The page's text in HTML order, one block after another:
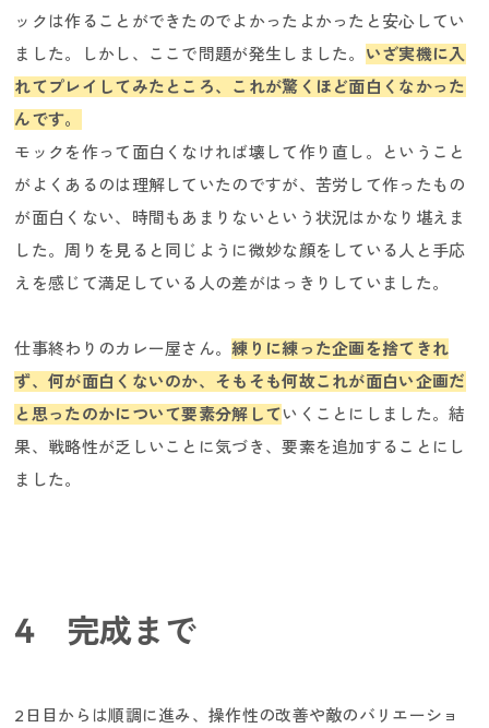
ックは作ることができたのでよかったよかったと安心してい
ました。しかし、ここで問題が発生しました。 いざ実機に入
れてプレイしてみたところ、これが驚くほど面白くなかった
んです。
モックを作って面白くなければ壊して作り直し。ということ
がよくあるのは理解していたのですが、苦労して作ったもの
が面白くない、時間もあまりないという状況はかなり堪えま
した。周りを見ると同じように微妙な顔をしている人と手応
えを感じて満足している人の差がはっきりしていました。
仕事終わりのカレー屋さん。練りに練った企画を捨てきれ
ず、何が面白くないのか、そもそも何故これが面白い企画だ
と思ったのかについて要素分解していくことにしました。結
果、戦略性が乏しいことに気づき、要素を追加することにし
ました。
4 完成まで
2日目からは順調に進み、操作性の改善や敵のバリエーショ